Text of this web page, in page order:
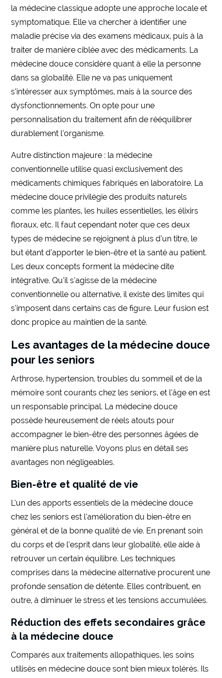
la médecine classique adopte une approche locale et
symptomatique. Elle va chercher à identifier une
maladie précise via des examens médicaux, puis à la
traiter de manière ciblée avec des médicaments. La
médecine douce considère quant à elle la personne
dans sa globalité. Elle ne va pas uniquement
s’intéresser aux symptômes, mais à la source des
dysfonctionnements. On opte pour une
personnalisation du traitement afin de rééquilibrer
durablement l’organisme.
Autre distinction majeure : la médecine
conventionnelle utilise quasi exclusivement des
médicaments chimiques fabriqués en laboratoire. La
médecine douce privilégie des produits naturels
comme les plantes, les huiles essentielles, les élixirs
floraux, etc. Il faut cependant noter que ces deux
types de médecine se rejoignent à plus d’un titre, le
but étant d’apporter le bien-être et la santé au patient.
Les deux concepts forment la médecine dite
intégrative. Qu’il s’agisse de la médecine
conventionnelle ou alternative, il existe des limites qui
s’imposent dans certains cas de figure. Leur fusion est
donc propice au maintien de la santé.
Les avantages de la médecine douce
pour les seniors
Arthrose, hypertension, troubles du sommeil et de la
mémoire sont courants chez les seniors, et l’âge en est
un responsable principal. La médecine douce
possède heureusement de réels atouts pour
accompagner le bien-être des personnes âgées de
manière plus naturelle. Voyons plus en détail ses
avantages non négligeables.
Bien-être et qualité de vie
L’un des apports essentiels de la médecine douce
chez les seniors est l’amélioration du bien-être en
général et de la bonne qualité de vie. En prenant soin
du corps et de l’esprit dans leur globalité, elle aide à
retrouver un certain équilibre. Les techniques
comprises dans la médecine alternative procurent une
profonde sensation de détente. Elles contribuent, en
outre, à diminuer le stress et les tensions accumulées.
Réduction des effets secondaires grâce
à la médecine douce
Comparés aux traitements allopathiques, les soins
utilisés en médecine douce sont bien mieux tolérés. Ils